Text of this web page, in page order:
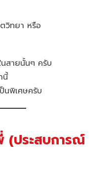
วิทยา หรือ
นสายนั้นๆ ครับ
นี้
นพิเศษครับ
(ประสบการณ์